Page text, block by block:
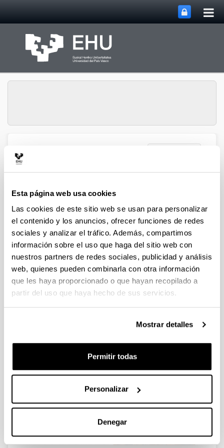
Esta página web usa cookies
Las cookies de este sitio web se usan para personalizar
el contenido y los anuncios, ofrecer funciones de redes
sociales y analizar el tráfico. Además, compartimos
información sobre el uso que haga del sitio web con
nuestros partners de redes sociales, publicidad y análisis
web, quienes pueden combinarla con otra información
que les haya proporcionado o que hayan recopilado a
partir del uso que haya hecho de sus servicios.
Mostrar detalles
Permitir todas
Personalizar
Denegar
EHUorkestra sinfonikoa
EHUorkestra+Etorkizuna Musikatan
en Concierto
La EHUorkestra sinfonikoa y los y las jóvenes
integrantes del proyecto Etorkizuna
Musikatan, ofrecerán un concierto en Bizkaia
Aretoa-UPV/EHU.
TIPO DE ACTIVIDAD:
CUÁNDO:31/05/2024
DÓNDE:Bizkaia Aretoa-UPV/EHU. Auditorio Mitxelena.